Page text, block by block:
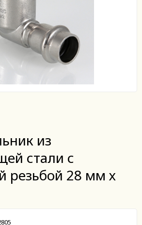
из
стали с
резьбой 28 мм х